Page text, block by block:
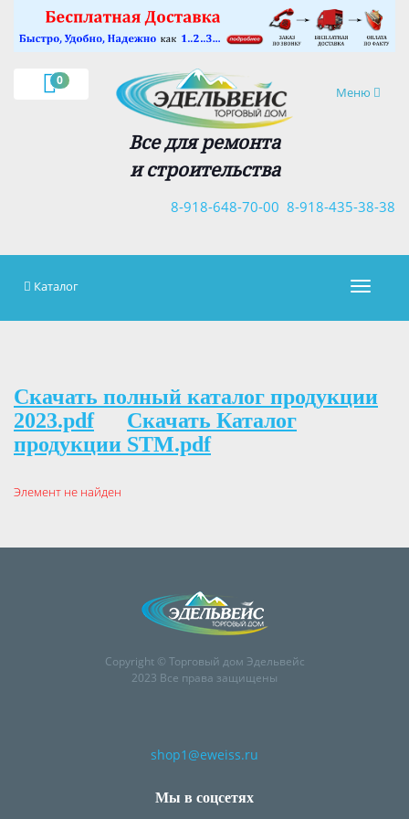
0
Навигация
Меню
Все для ремонта
и строительства
8-918-435-38-38
8-918-648-70-00
×
Каталог
Скачать полный каталог продукции
2023.pdf
Скачать Каталог
продукции STM.pdf
Элемент не найден
Copyright © Торговый дом Эдельвейс
2023 Все права защищены
shop1@eweiss.ru
Мы в соцсетях